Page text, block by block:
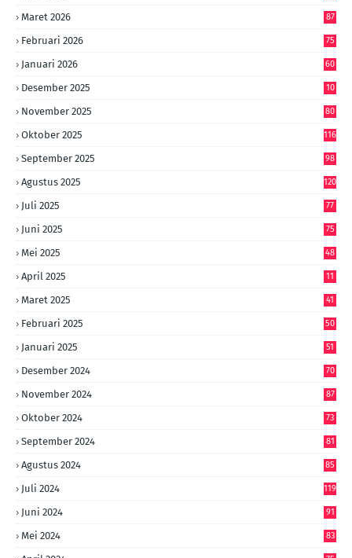
Maret 2026 87
Februari 2026 75
Januari 2026 60
Desember 2025
10
November 2025 80
Oktober 2025 116
September 2025 98
Agustus 2025 120
Juli 2025 77
Juni 2025 75
Mei 2025 48
April 2025 11
Maret 2025 41
Februari 2025 50
Januari 2025 51
Desember 2024 70
November 2024 87
Oktober 2024 73
September 2024 81
Agustus 2024 85
Juli 2024 119
Juni 2024 91
Mei 2024 83